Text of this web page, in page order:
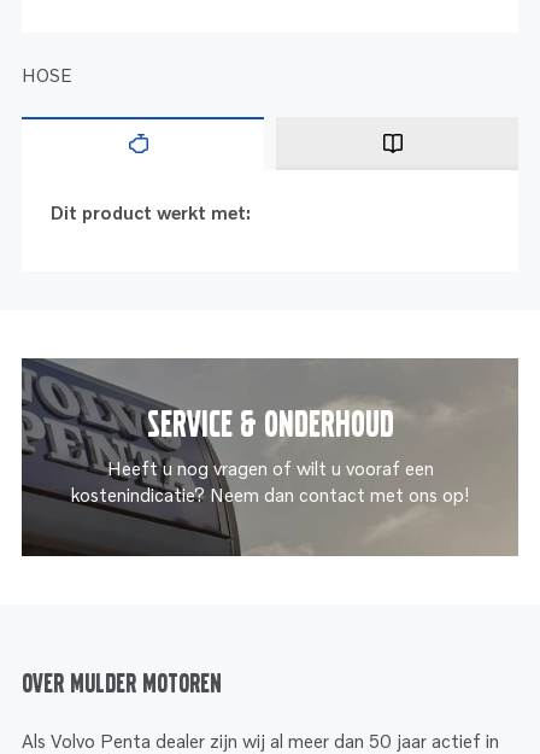
HOSE
Dit product werkt met:
Service & onderhoud
Heeft u nog vragen of wilt u vooraf een
kostenindicatie? Neem dan contact met ons op!
Over Mulder Motoren
Als Volvo Penta dealer zijn wij al meer dan 50 jaar actief in